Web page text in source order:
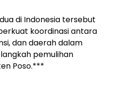
di Indonesia tersebut
koordinasi antara
dan daerah dalam
pemulihan
Poso.***